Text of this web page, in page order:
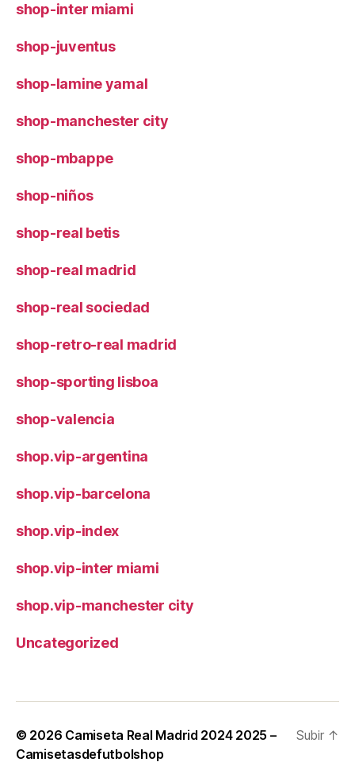
shop-inter miami
shop-juventus
shop-lamine yamal
shop-manchester city
shop-mbappe
shop-niños
shop-real betis
shop-real madrid
shop-real sociedad
shop-retro-real madrid
shop-sporting lisboa
shop-valencia
shop.vip-argentina
shop.vip-barcelona
shop.vip-index
shop.vip-inter miami
shop.vip-manchester city
Uncategorized
© 2026 Camiseta Real Madrid 2024 2025 –
Camisetasdefutbolshop
Subir ↑